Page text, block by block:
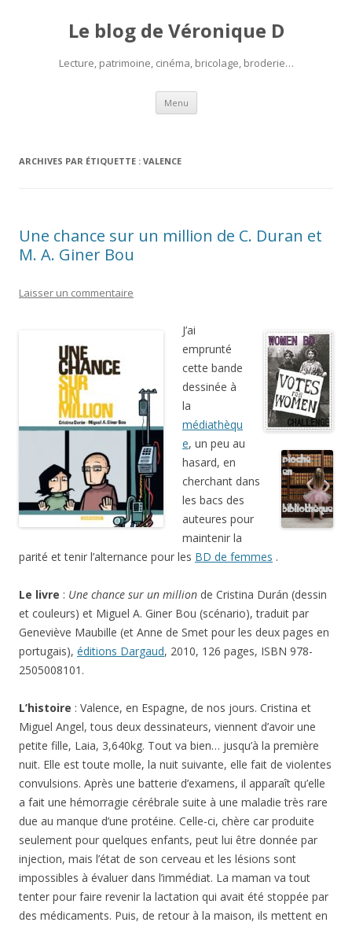
Le blog de Véronique D
Lecture, patrimoine, cinéma, bricolage, broderie…
Menu Aller
contenu
ARCHIVES PAR ÉTIQUETTE : VALENCE
Une chance sur un million de C. Duran et
M. A. Giner Bou
Laisser un commentaire
J’ai
emprunté
cette bande
dessinée à
la
médiathèqu
e, un peu au
hasard, en
cherchant dans
les bacs des
auteures pour
maintenir la
parité et tenir l’alternance pour les BD de femmes .
Le livre : Une chance sur un million de Cristina Durán (dessin
et couleurs) et Miguel A. Giner Bou (scénario), traduit par
Geneviève Maubille (et Anne de Smet pour les deux pages en
portugais), éditions Dargaud, 2010, 126 pages, ISBN 978-
2505008101.
L’histoire : Valence, en Espagne, de nos jours. Cristina et
Miguel Angel, tous deux dessinateurs, viennent d’avoir une
petite fille, Laia, 3,640kg. Tout va bien… jusqu’à la première
nuit. Elle est toute molle, la nuit suivante, elle fait de violentes
convulsions. Après une batterie d’examens, il apparaît qu’elle
a fait une hémorragie cérébrale suite à une maladie très rare
due au manque d’une protéine. Celle-ci, chère car produite
seulement pour quelques enfants, peut lui être donnée par
injection, mais l’état de son cerveau et les lésions sont
impossibles à évaluer dans l’immédiat. La maman va tout
tenter pour faire revenir la lactation qui avait été stoppée par
des médicaments. Puis, de retour à la maison, ils mettent en